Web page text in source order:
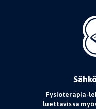
Fysioterapia-
luettavissa